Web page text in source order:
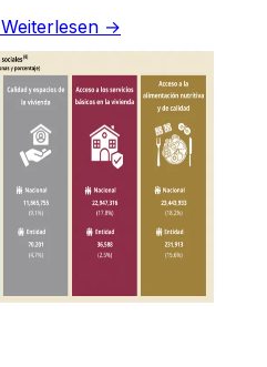
Weiterlesen →